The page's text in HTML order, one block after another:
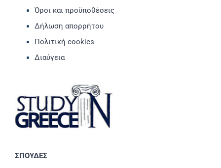
Όροι και προϋποθέσεις
Δήλωση απορρήτου
Πολιτική cookies
Διαύγεια
ΣΠΟΥΔΕΣ